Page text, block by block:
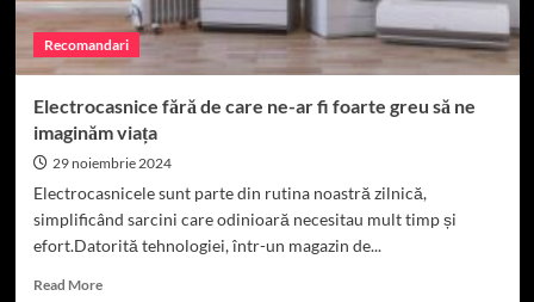
Recomandari
Electrocasnice fără de care ne-ar fi foarte greu să ne
imaginăm viața
29 noiembrie 2024
Electrocasnicele sunt parte din rutina noastră zilnică,
simplificând sarcini care odinioară necesitau mult timp și
efort.Datorită tehnologiei, într-un magazin de...
Read MoreRead